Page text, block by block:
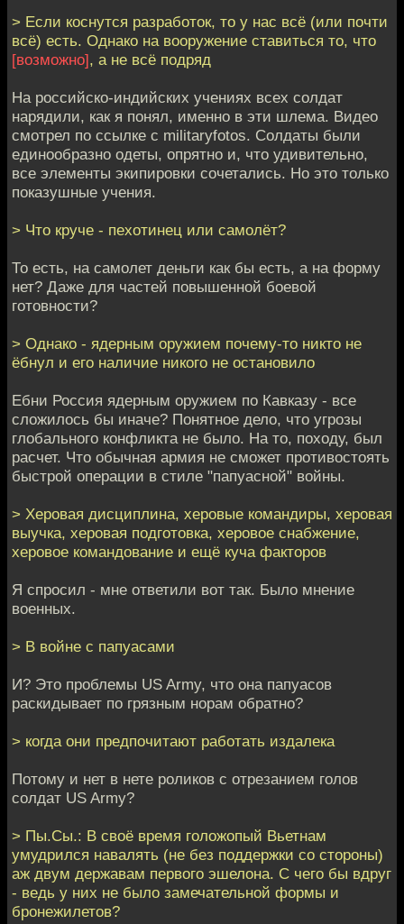
> Если коснутся разработок, то у нас всё (или почти
всё) есть. Однако на вооружение ставиться то, что
[возможно], а не всё подряд
На российско-индийских учениях всех солдат
нарядили, как я понял, именно в эти шлема. Видео
смотрел по ссылке с militaryfotos. Солдаты были
единообразно одеты, опрятно и, что удивительно,
все элементы экипировки сочетались. Но это только
показушные учения.
> Что круче - пехотинец или самолёт?
То есть, на самолет деньги как бы есть, а на форму
нет? Даже для частей повышенной боевой
готовности?
> Однако - ядерным оружием почему-то никто не
ёбнул и его наличие никого не остановило
Ебни Россия ядерным оружием по Кавказу - все
сложилось бы иначе? Понятное дело, что угрозы
глобального конфликта не было. На то, походу, был
расчет. Что обычная армия не сможет противостоять
быстрой операции в стиле "папуасной" войны.
> Херовая дисциплина, херовые командиры, херовая
выучка, херовая подготовка, херовое снабжение,
херовое командование и ещё куча факторов
Я спросил - мне ответили вот так. Было мнение
военных.
> В войне с папуасами
И? Это проблемы US Army, что она папуасов
раскидывает по грязным норам обратно?
> когда они предпочитают работать издалека
Потому и нет в нете роликов с отрезанием голов
солдат US Army?
> Пы.Сы.: В своё время голожопый Вьетнам
умудрился навалять (не без поддержки со стороны)
аж двум державам первого эшелона. С чего бы вдруг
- ведь у них не было замечательной формы и
бронежилетов?